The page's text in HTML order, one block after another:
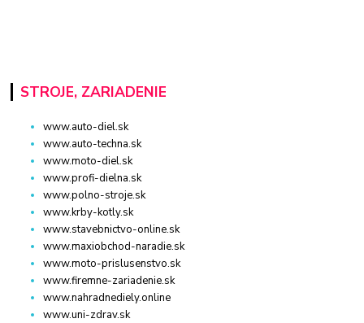
STROJE, ZARIADENIE
www.auto-diel.sk
www.auto-techna.sk
www.moto-diel.sk
www.profi-dielna.sk
www.polno-stroje.sk
www.krby-kotly.sk
www.stavebnictvo-online.sk
www.maxiobchod-naradie.sk
www.moto-prislusenstvo.sk
www.firemne-zariadenie.sk
www.nahradnediely.online
www.uni-zdrav.sk